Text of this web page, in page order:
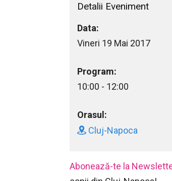
Detalii Eveniment
Data:
Vineri 19 Mai 2017
Program:
10:00 - 12:00
Orasul:
Cluj-Napoca
Abonează-te la